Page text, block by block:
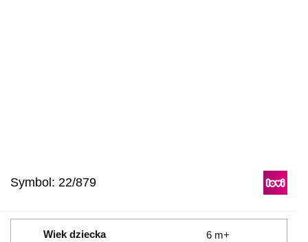
Symbol: 22/879
Wiek dziecka 6 m+